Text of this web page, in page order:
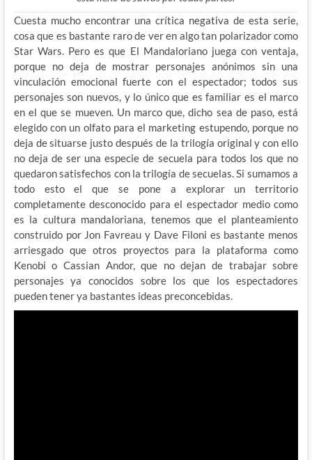
Cuesta mucho encontrar una crítica negativa de esta serie,
cosa que es bastante raro de ver en algo tan polarizador como
Star Wars. Pero es que El Mandaloriano juega con ventaja,
porque no deja de mostrar personajes anónimos sin una
vinculación emocional fuerte con el espectador; todos sus
personajes son nuevos, y lo único que es familiar es el marco
en el que se mueven. Un marco que, dicho sea de paso, está
elegido con un olfato para el marketing estupendo, porque no
deja de situarse justo después de la trilogía original y con ello
no deja de ser una especie de secuela para todos los que no
quedaron satisfechos con la trilogía de secuelas. Si sumamos a
todo esto el que se pone a explorar un territorio
completamente desconocido para el espectador medio como
es la cultura mandaloriana, tenemos que el planteamiento
construido por Jon Favreau y Dave Filoni es bastante menos
arriesgado que otros proyectos para la plataforma como
Kenobi o Cassian Andor, que no dejan de trabajar sobre
personajes ya conocidos sobre los que los espectadores
pueden tener ya bastantes ideas preconcebidas.